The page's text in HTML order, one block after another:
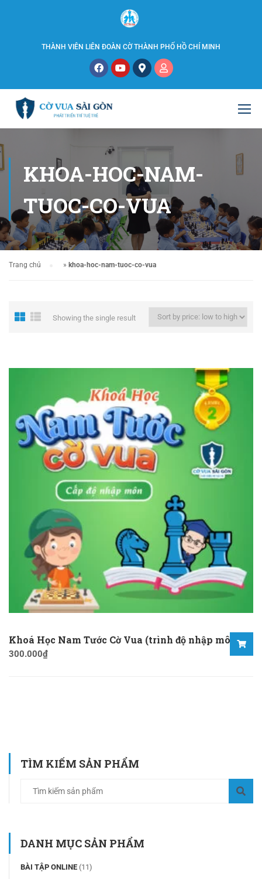
THÀNH VIÊN LIÊN ĐOÀN CỜ THÀNH PHỐ HỒ CHÍ MINH
KHOA-HOC-NAM-
TUOC-CO-VUA
Trang chủ » khoa-hoc-nam-tuoc-co-vua
Showing the single result
Khoá Học Nam Tước Cờ Vua (trình độ nhập môn)
300.000₫
TÌM KIẾM SẢN PHẨM
DANH MỤC SẢN PHẨM
BÀI TẬP ONLINE (11)